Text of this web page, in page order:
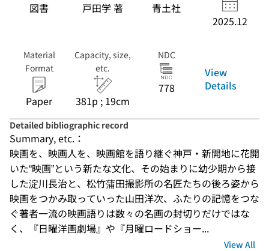
図書 戸田学 著 青土社
2025.12
Material
Format
Paper
Capacity, size,
etc.
381p ; 19cm
NDC
778
View
Details
Detailed bibliographic record
Summary, etc.：
映画を、映画人を、映画館を語り継ぐ神戸・新開地に花開
いた“映画”という新たな文化、その始まりに幼少期から接
した淀川長治と、松竹蒲田撮影所の名匠たちの後ろ姿から
映画をつかみ取っていった山田洋次、ふたりの記憶をつな
ぐ著者一流の映画語りは数々の名画の封切りだけではな
く、『日曜洋画劇場』や『月曜ロードショー...
View All